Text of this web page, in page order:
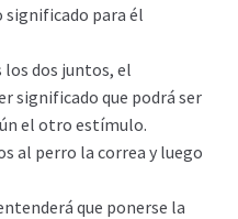
significado para él
dos juntos, el
significado que podrá ser
el otro estímulo.
al perro la correa y luego
que ponerse la